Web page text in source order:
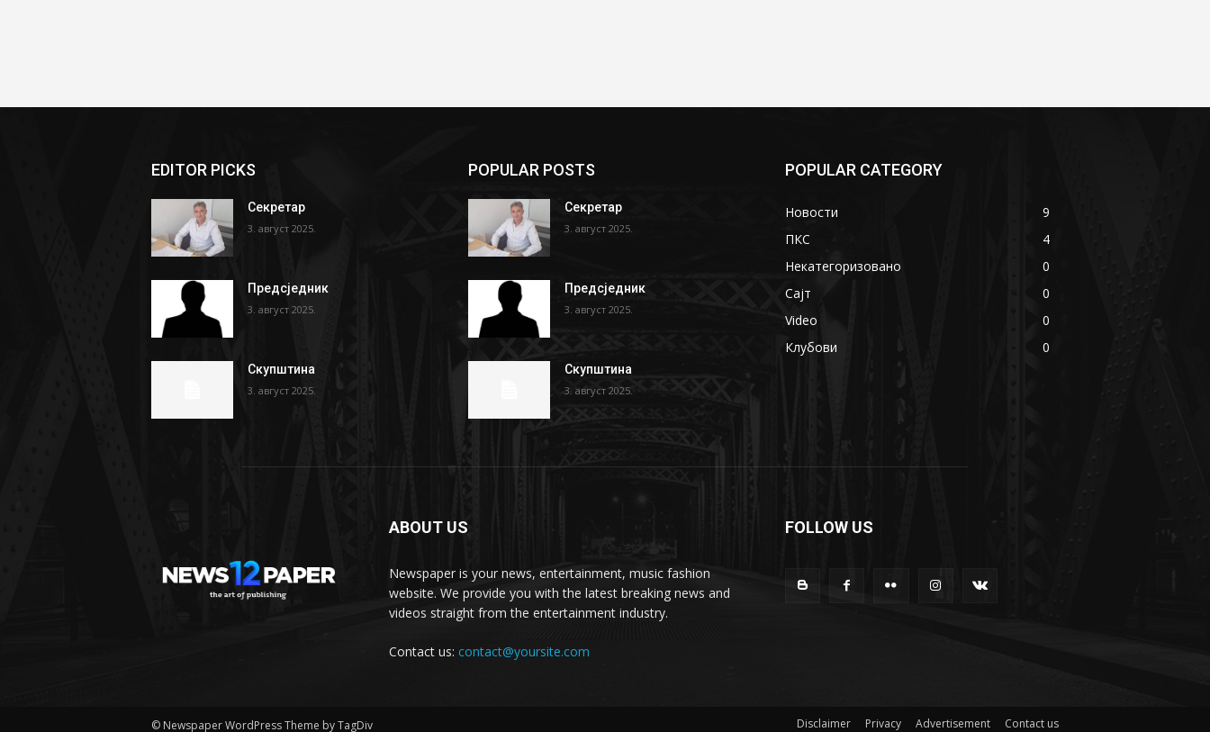
EDITOR PICKS
Секретар
3. август 2025.
Предсједник
3. август 2025.
Скупштина
3. август 2025.
POPULAR POSTS
Секретар
3. август 2025.
Предсједник
3. август 2025.
Скупштина
3. август 2025.
POPULAR CATEGORY
Новости
9
ПКС
4
Некатегоризовано
0
Сајт
0
Video
0
Клубови
0
ABOUT US
Newspaper is your news, entertainment, music fashion
website. We provide you with the latest breaking news and
videos straight from the entertainment industry.
Contact us: contact@yoursite.com
FOLLOW US
© Newspaper WordPress Theme by TagDiv Disclaimer Privacy Advertisement Contact us